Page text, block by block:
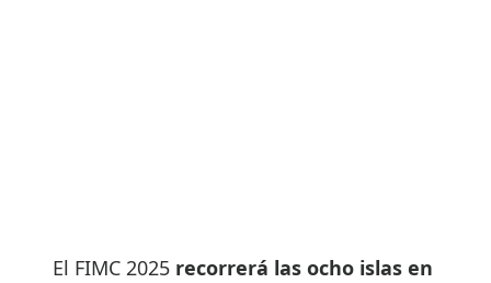
El FIMC 2025 recorrerá las ocho islas en